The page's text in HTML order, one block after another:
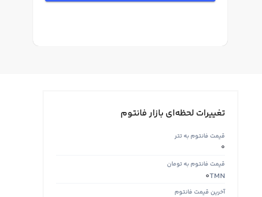
تغییرات لحظه‌ای بازار فانتوم
قیمت فانتوم به تتر
0
قیمت فانتوم به تومان
TMN
0
آخرین قیمت فانتوم